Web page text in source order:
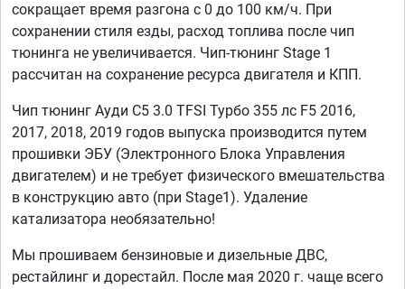
сокращает время разгона с 0 до 100 км/ч. При
сохранении стиля езды, расход топлива после чип
тюнинга не увеличивается. Чип-тюнинг Stage 1
рассчитан на сохранение ресурса двигателя и КПП.
Чип тюнинг Ауди C5 3.0 TFSI Турбо 355 лс F5 2016,
2017, 2018, 2019 годов выпуска производится путем
прошивки ЭБУ (Электронного Блока Управления
двигателем) и не требует физического вмешательства
в конструкцию авто (при Stage1). Удаление
катализатора необязательно!
Мы прошиваем бензиновые и дизельные ДВС,
рестайлинг и дорестайл. После мая 2020 г. чаще всего